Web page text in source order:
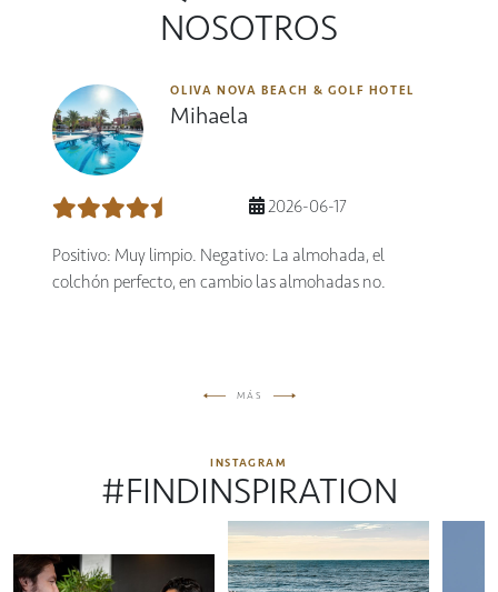
NOSOTROS
OLIVA NOVA BEACH & GOLF HOTEL
Mihaela
2026-06-17
Positivo: Muy limpio. Negativo: La almohada, el
colchón perfecto, en cambio las almohadas no.
MÁS
INSTAGRAM
#FINDINSPIRATION